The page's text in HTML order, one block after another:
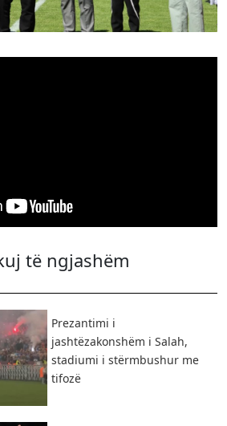
të ngjashëm
Prezantimi i
jashtëzakonshëm i Salah,
stadiumi i stërmbushur me
tifozë